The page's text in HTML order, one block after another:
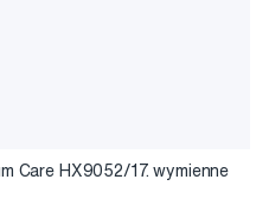
Care HX9052/17. wymienne